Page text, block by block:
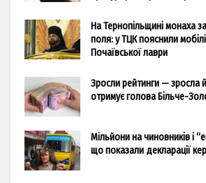
На Тернопільщині монаха
поля: у ТЦК пояснили
Почаївської лаври
Зросли рейтинги — зросла
отримує голова Більче-
Мільйони на чиновників і
що показали декларації